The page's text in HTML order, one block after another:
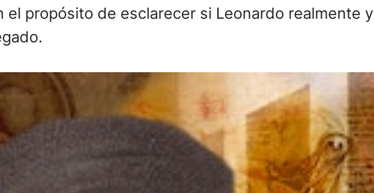
el propósito de esclarecer si Leonardo realmente